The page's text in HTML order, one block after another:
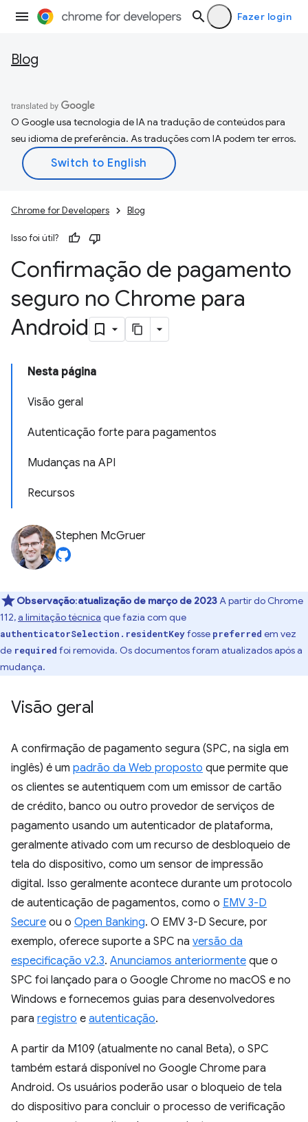
Fazer login
Blog
O Google usa tecnologia de IA na tradução de conteúdos para
seu idioma de preferência. As traduções com IA podem ter erros.
Chrome for Developers Blog
Isso foi útil?
Confirmação de pagamento
seguro no Chrome para
Android
Nesta página
Visão geral
Autenticação forte para pagamentos
Mudanças na API
Recursos
Stephen McGruer
Observação:atualização de março de 2023A partir do Chrome
112,a limitação técnica que fazia com que
authenticatorSelection.residentKeyfosse preferred em vez
de required foi removida. Os documentos foram atualizados após a
mudança.
Visão geral
A confirmação de pagamento segura (SPC, na sigla em
inglês) é um padrão da Web proposto que permite que
os clientes se autentiquem com um emissor de cartão
de crédito, banco ou outro provedor de serviços de
pagamento usando um autenticador de plataforma,
geralmente ativado com um recurso de desbloqueio de
tela do dispositivo, como um sensor de impressão
digital. Isso geralmente acontece durante um protocolo
de autenticação de pagamentos, como o EMV 3-D
Secure ou o Open Banking. O EMV 3-D Secure, por
exemplo, oferece suporte a SPC na versão da
especificação v2.3. Anunciamos anteriormente que o
SPC foi lançado para o Google Chrome no macOS e no
Windows e fornecemos guias para desenvolvedores
para registro e autenticação.
A partir da M109 (atualmente no canal Beta), o SPC
também estará disponível no Google Chrome para
Android. Os usuários poderão usar o bloqueio de tela
do dispositivo para concluir o processo de verificação